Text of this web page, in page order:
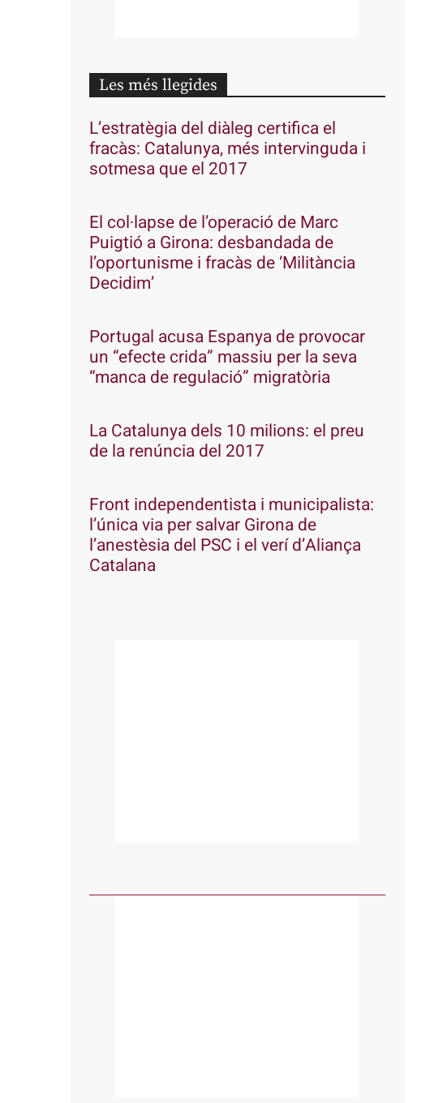
Les més llegides
L’estratègia del diàleg certifica el
fracàs: Catalunya, més intervinguda i
sotmesa que el 2017
El col·lapse de l’operació de Marc
Puigtió a Girona: desbandada de
l’oportunisme i fracàs de ‘Militància
Decidim’
Portugal acusa Espanya de provocar
un “efecte crida” massiu per la seva
“manca de regulació” migratòria
La Catalunya dels 10 milions: el preu
de la renúncia del 2017
Front independentista i municipalista:
l’única via per salvar Girona de
l’anestèsia del PSC i el verí d’Aliança
Catalana